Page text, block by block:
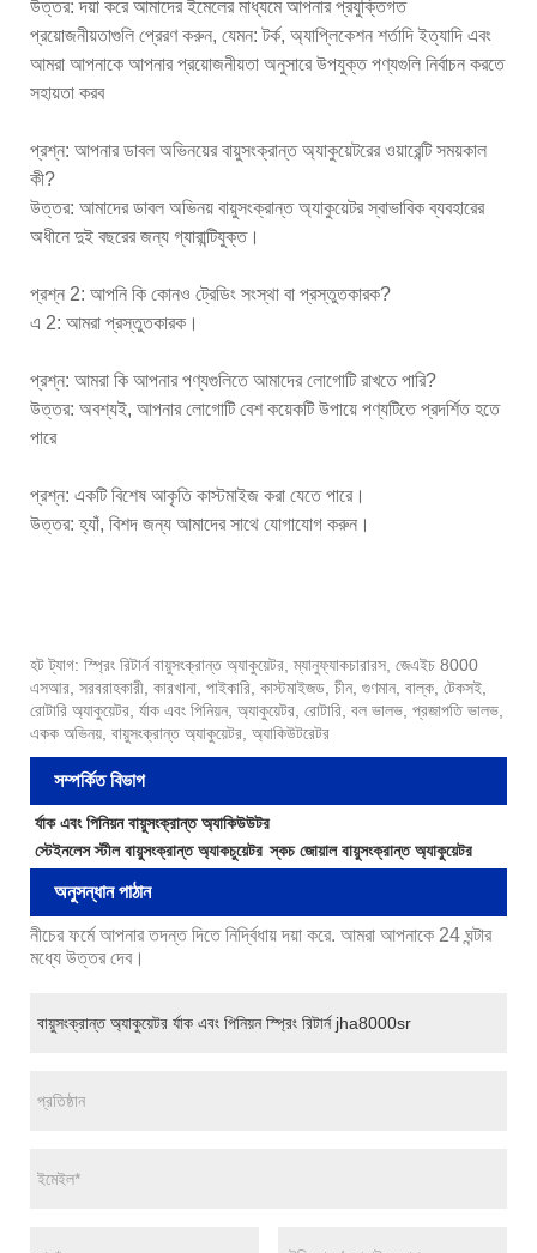
উত্তর: দয়া করে আমাদের ইমেলের মাধ্যমে আপনার প্রযুক্তিগত
প্রয়োজনীয়তাগুলি প্রেরণ করুন, যেমন: টর্ক, অ্যাপ্লিকেশন শর্তাদি ইত্যাদি এবং
আমরা আপনাকে আপনার প্রয়োজনীয়তা অনুসারে উপযুক্ত পণ্যগুলি নির্বাচন করতে
সহায়তা করব
প্রশ্ন: আপনার ডাবল অভিনয়ের বায়ুসংক্রান্ত অ্যাকুয়েটরের ওয়ারেন্টি সময়কাল
কী?
উত্তর: আমাদের ডাবল অভিনয় বায়ুসংক্রান্ত অ্যাকুয়েটর স্বাভাবিক ব্যবহারের
অধীনে দুই বছরের জন্য গ্যারান্টিযুক্ত।
প্রশ্ন 2: আপনি কি কোনও ট্রেডিং সংস্থা বা প্রস্তুতকারক?
এ 2: আমরা প্রস্তুতকারক।
প্রশ্ন: আমরা কি আপনার পণ্যগুলিতে আমাদের লোগোটি রাখতে পারি?
উত্তর: অবশ্যই, আপনার লোগোটি বেশ কয়েকটি উপায়ে পণ্যটিতে প্রদর্শিত হতে
পারে
প্রশ্ন: একটি বিশেষ আকৃতি কাস্টমাইজ করা যেতে পারে।
উত্তর: হ্যাঁ, বিশদ জন্য আমাদের সাথে যোগাযোগ করুন।
হট ট্যাগ: স্প্রিং রিটার্ন বায়ুসংক্রান্ত অ্যাকুয়েটর, ম্যানুফ্যাকচারারস, জেএইচ 8000
এসআর, সরবরাহকারী, কারখানা, পাইকারি, কাস্টমাইজড, চীন, গুণমান, বাল্ক, টেকসই,
রোটারি অ্যাকুয়েটর, র্যাক এবং পিনিয়ন, অ্যাকুয়েটর, রোটারি, বল ভালভ, প্রজাপতি ভালভ,
একক অভিনয়, বায়ুসংক্রান্ত অ্যাকুয়েটর, অ্যাকিউটরেটর
সম্পর্কিত বিভাগ
র্যাক এবং পিনিয়ন বায়ুসংক্রান্ত অ্যাকিউউটর
স্টেইনলেস স্টীল বায়ুসংক্রান্ত অ্যাকচুয়েটর স্কচ জোয়াল বায়ুসংক্রান্ত অ্যাকুয়েটর
অনুসন্ধান পাঠান
নীচের ফর্মে আপনার তদন্ত দিতে নির্দ্বিধায় দয়া করে. আমরা আপনাকে 24 ঘন্টার
মধ্যে উত্তর দেব।